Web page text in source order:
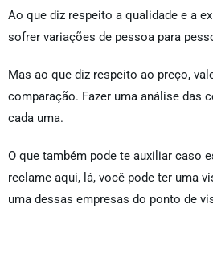
Ao que diz respeito a qualidade e a
sofrer variações de pessoa para
Mas ao que diz respeito ao preço,
comparação. Fazer uma análise das
cada uma.
O que também pode te auxiliar caso
reclame aqui, lá, você pode ter uma
uma dessas empresas do ponto de